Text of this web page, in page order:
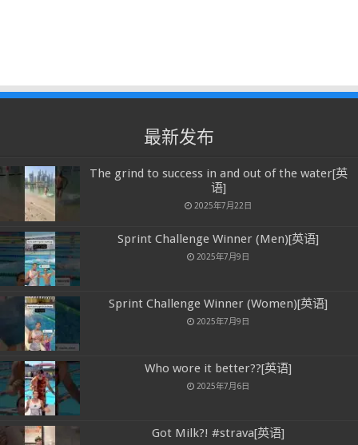
最新发布
The grind to success in and out of the water[英
语]
2025年7月22日
Sprint Challenge Winner (Men)[英语]
2025年7月9日
Sprint Challenge Winner (Women)[英语]
2025年7月9日
Who wore it better??[英语]
2025年7月6日
Got Milk?! #strava[英语]